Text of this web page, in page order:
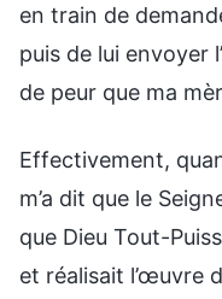
en train de
puis de lui envoyer
de peur que ma
Effectivement,
m’a dit que le
que Dieu Tout-
et réalisait l’œuvre